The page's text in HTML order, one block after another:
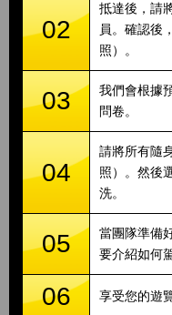
02
抵達後，請
員。確認後
照）。
03
我們會根據
問卷。
04
請將所有隨
照）。然後
洗。
05
當團隊準備
要介紹如何
06 享受您的遊